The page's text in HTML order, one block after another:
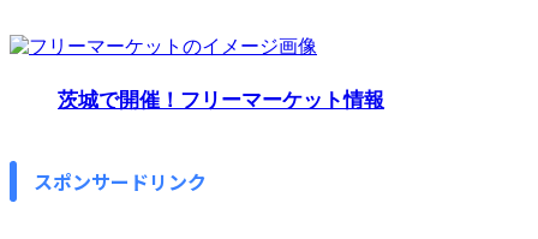
茨城で開催！フリーマーケット情報
スポンサードリンク